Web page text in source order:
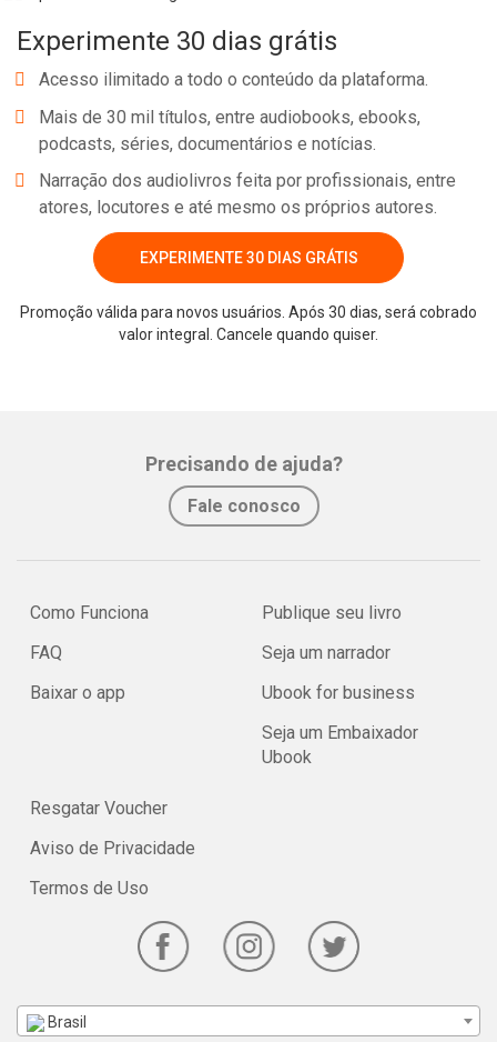
Experimente 30 dias grátis
Acesso ilimitado a todo o conteúdo da plataforma.
Mais de 30 mil títulos, entre audiobooks, ebooks,
podcasts, séries, documentários e notícias.
Narração dos audiolivros feita por profissionais, entre
atores, locutores e até mesmo os próprios autores.
EXPERIMENTE 30 DIAS GRÁTIS
Promoção válida para novos usuários. Após 30 dias, será cobrado
valor integral. Cancele quando quiser.
Precisando de ajuda?
Fale conosco
Como Funciona
FAQ
Baixar o app
Publique seu livro
Seja um narrador
Ubook for business
Seja um Embaixador
Ubook
Resgatar Voucher
Aviso de Privacidade
Termos de Uso
Brasil
Whatsapp Facebook Twitter